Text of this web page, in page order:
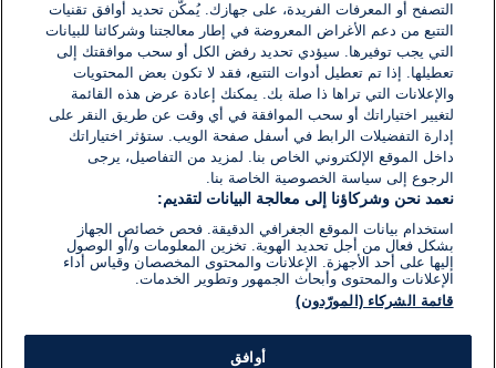
اكتب تعليقًا جديدًا ...
التصفح أو المعرفات الفريدة، على جهازك. يُمكّن تحديد أوافق تقنيات
التتبع من دعم الأغراض المعروضة في إطار معالجتنا وشركائنا للبيانات
التي يجب توفيرها. سيؤدي تحديد رفض الكل أو سحب موافقتك إلى
تعطيلها. إذا تم تعطيل أدوات التتبع، فقد لا تكون بعض المحتويات
والإعلانات التي تراها ذا صلة بك. يمكنك إعادة عرض هذه القائمة
لتغيير اختياراتك أو سحب الموافقة في أي وقت عن طريق النقر على
إدارة التفضيلات الرابط في أسفل صفحة الويب. ستؤثر اختياراتك
داخل الموقع الإلكتروني الخاص بنا. لمزيد من التفاصيل، يرجى
الرجوع إلى سياسة الخصوصية الخاصة بنا.
نعمد نحن وشركاؤنا إلى معالجة البيانات لتقديم:
استخدام بيانات الموقع الجغرافي الدقيقة. فحص خصائص الجهاز
بشكل فعال من أجل تحديد الهوية. تخزين المعلومات و/أو الوصول
إليها على أحد الأجهزة. الإعلانات والمحتوى المخصصان وقياس أداء
الإعلانات والمحتوى وأبحاث الجمهور وتطوير الخدمات.
قائمة الشركاء (المورّدون)
أوافق